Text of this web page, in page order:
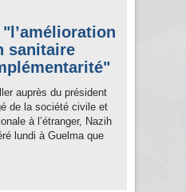
sanitaire
auprès du président
de la société civile et
à l’étranger, Nazih
lundi à Guelma que